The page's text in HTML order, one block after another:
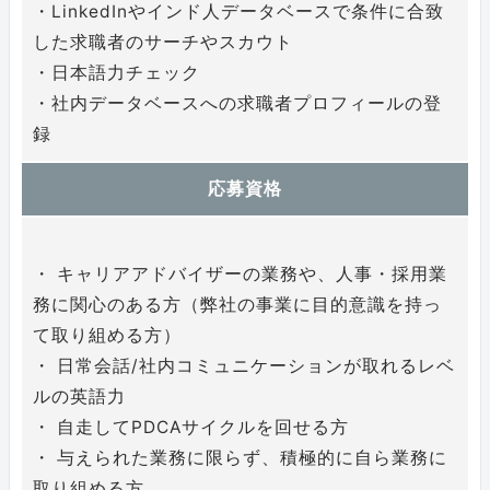
・LinkedInやインド人データベースで条件に合致
した求職者のサーチやスカウト
・日本語力チェック
・社内データベースへの求職者プロフィールの登
録
応募資格
・ キャリアアドバイザーの業務や、人事・採用業
務に関心のある方（弊社の事業に目的意識を持っ
て取り組める方）
・ 日常会話/社内コミュニケーションが取れるレベ
ルの英語力
・ 自走してPDCAサイクルを回せる方
・ 与えられた業務に限らず、積極的に自ら業務に